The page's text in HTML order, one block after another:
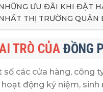
ƯU ĐÃI KHI ĐẶT
THỊ TRƯỜNG QUẬN
TRÒ CỦA ĐỒNG
số các cửa hàng, công
hoạt động kỷ niệm,